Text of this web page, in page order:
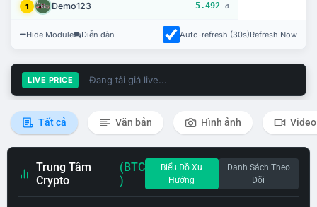
1 Demo123 5.492 đ
Hide Module Diễn đàn Auto-refresh (30s)Refresh Now
LIVE PRICE Đang tải giá live...
Tất cả Văn bản Hình ảnh Video
Trung Tâm
Crypto
(BTC
)
Biểu Đồ Xu
Hướng
Danh Sách Theo
Dõi